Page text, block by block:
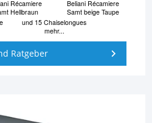
Ré­ca­mi­e­re
Hellbraun
Beliani Ré­ca­mi­e­re
Samt beige Taupe
und 15 Chaiselongues
mehr...
Ratgeber